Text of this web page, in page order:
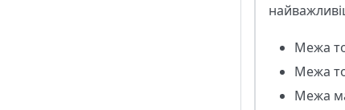
Межа
Межа
Межа